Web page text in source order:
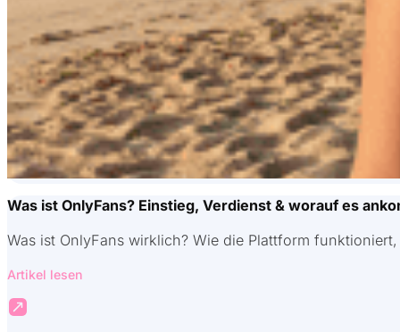
Was ist OnlyFans? Einstieg, Verdienst & worauf es
Was ist OnlyFans wirklich? Wie die Plattform
Artikel lesen